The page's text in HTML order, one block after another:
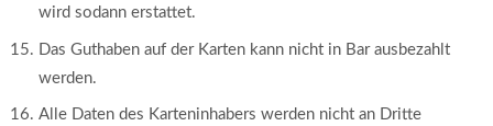
wird sodann erstattet.
Das Guthaben auf der Karten kann nicht in Bar ausbezahlt
werden.
Alle Daten des Karteninhabers werden nicht an Dritte